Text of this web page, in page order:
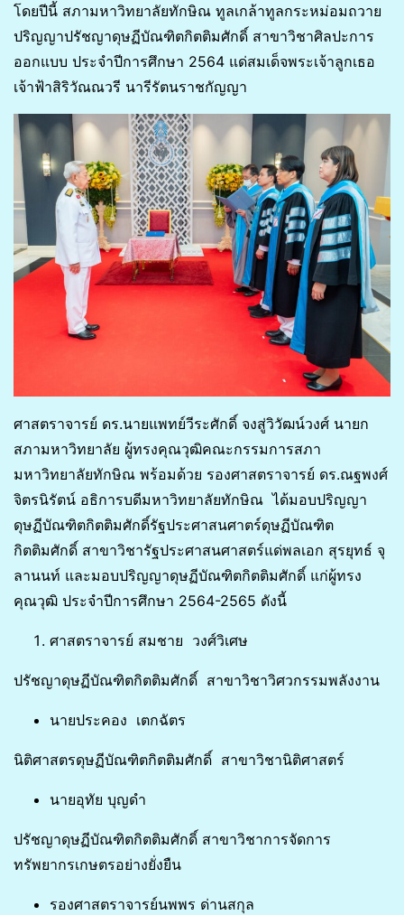
โดยปีนี้ สภามหาวิทยาลัยทักษิณ ทูลเกล้าทูลกระหม่อมถวาย
ปริญญาปรัชญาดุษฏีบัณฑิตกิตติมศักดิ์ สาขาวิชาศิลปะการ
ออกแบบ ประจำปีการศึกษา 2564 แด่สมเด็จพระเจ้าลูกเธอ
เจ้าฟ้าสิริวัณณวรี นารีรัตนราชกัญญา
ศาสตราจารย์ ดร.นายแพทย์วีระศักดิ์ จงสู่วิวัฒน์วงศ์ นายก
สภามหาวิทยาลัย ผู้ทรงคุณวุฒิคณะกรรมการสภา
มหาวิทยาลัยทักษิณ พร้อมด้วย รองศาสตราจารย์ ดร.ณฐพงศ์
จิตรนิรัตน์ อธิการบดีมหาวิทยาลัยทักษิณ ได้มอบปริญญา
ดุษฏีบัณฑิตกิตติมศักดิ์รัฐประศาสนศาตร์ดุษฏีบัณฑิต
กิตติมศักดิ์ สาขาวิชารัฐประศาสนศาสตร์แด่พลเอก สุรยุทธ์ จุ
ลานนท์ และมอบปริญญาดุษฏีบัณฑิตกิตติมศักดิ์ แก่ผู้ทรง
คุณวุฒิ ประจำปีการศึกษา 2564-2565 ดังนี้
ศาสตราจารย์ สมชาย วงศ์วิเศษ
ปรัชญาดุษฏีบัณฑิตกิตติมศักดิ์ สาขาวิชาวิศวกรรมพลังงาน
นายประคอง เตกฉัตร
นิติศาสตรดุษฏีบัณฑิตกิตติมศักดิ์ สาขาวิชานิติศาสตร์
นายอุทัย บุญดำ
ปรัชญาดุษฏีบัณฑิตกิตติมศักดิ์ สาขาวิชาการจัดการ
ทรัพยากรเกษตรอย่างยั่งยืน
รองศาสตราจารย์นพพร ด่านสกุล